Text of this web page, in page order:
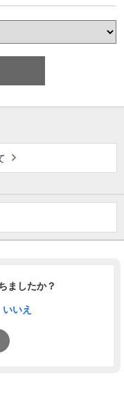
ましたか？
いいえ